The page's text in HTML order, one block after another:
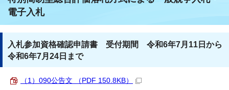
電子入札
入札参加資格確認申請書 受付期間 令和6年7月11日から
令和6年7月24日まで
（1）090公告文 （PDF 150.8KB）